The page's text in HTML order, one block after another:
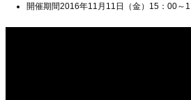
開催期間2016年11月11日（金）15：00～